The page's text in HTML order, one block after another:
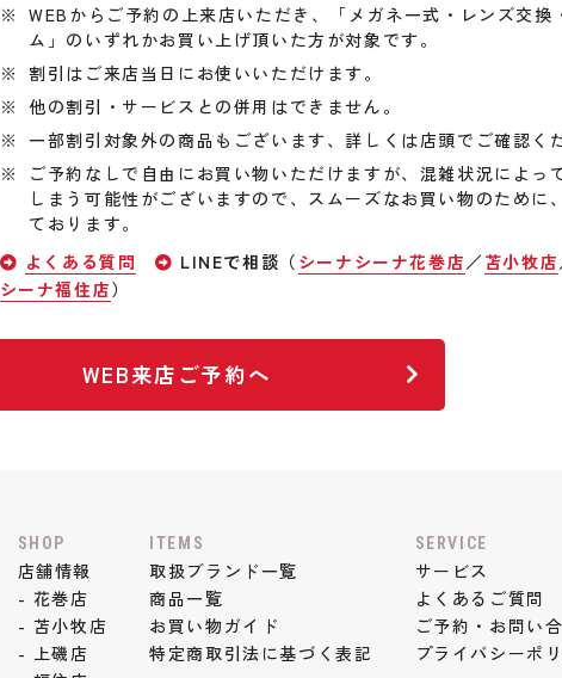
WEBからご予約の上来店いただき、「メガネ一式・レンズ交換
ム」のいずれかお買い上げ頂いた方が対象です。
割引はご来店当日にお使いいただけます。
他の割引・サービスとの併用はできません。
一部割引対象外の商品もございます、詳しくは店頭でご確認く
ご予約なしで自由にお買い物いただけますが、混雑状況によっ
しまう可能性がございますので、スムーズなお買い物のために
ております。
よくある質問
LINEで相談（ シーナシーナ花巻店 ／ 苫小牧店
シーナ福住店）
WEB来店ご予約へ
SHOP
店舗情報
- 花巻店
- 苫小牧店
- 上磯店
ITEMS
取扱ブランド一覧
商品一覧
お買い物ガイド
特定商取引法に基づく表記
SERVICE
サービス
よくあるご質問
ご予約・お問い
プライバシーポ